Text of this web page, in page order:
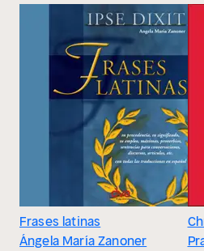
Frases latinas
Ángela María Zanoner